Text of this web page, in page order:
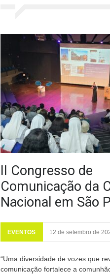
II Congresso de
Comunicação da
Nacional em São
EVENTOS 12 de setembro de
“Uma diversidade de vozes que
comunicação fortalece a